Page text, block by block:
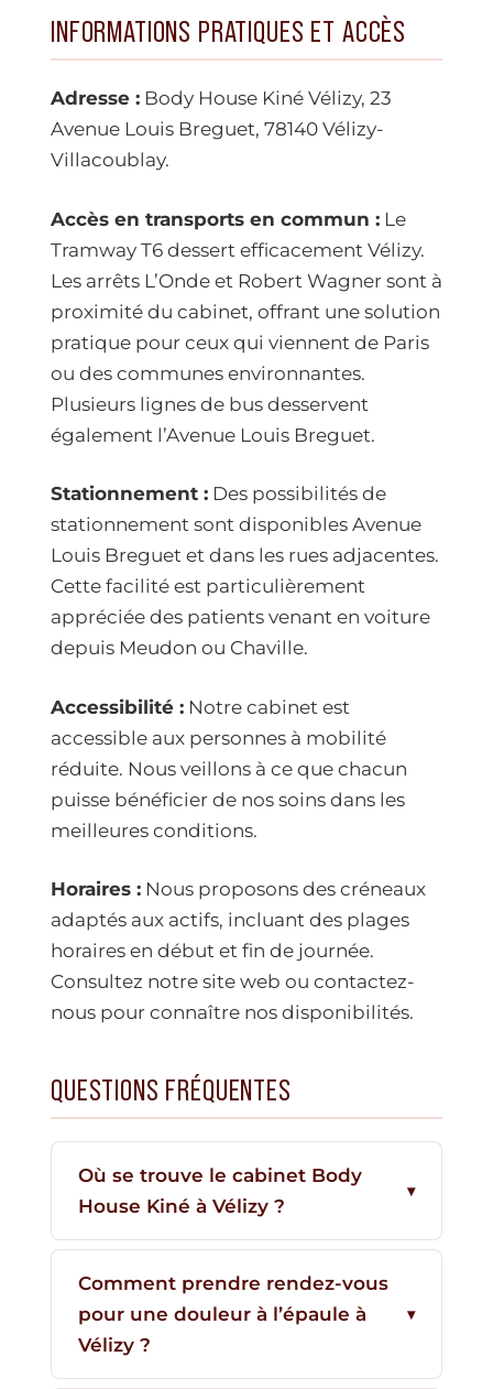
INFORMATIONS PRATIQUES ET ACCÈS
Adresse : Body House Kiné Vélizy, 23
Avenue Louis Breguet, 78140 Vélizy-
Villacoublay.
Accès en transports en commun : Le
Tramway T6 dessert efficacement Vélizy.
Les arrêts L’Onde et Robert Wagner sont à
proximité du cabinet, offrant une solution
pratique pour ceux qui viennent de Paris
ou des communes environnantes.
Plusieurs lignes de bus desservent
également l’Avenue Louis Breguet.
Stationnement : Des possibilités de
stationnement sont disponibles Avenue
Louis Breguet et dans les rues adjacentes.
Cette facilité est particulièrement
appréciée des patients venant en voiture
depuis Meudon ou Chaville.
Accessibilité : Notre cabinet est
accessible aux personnes à mobilité
réduite. Nous veillons à ce que chacun
puisse bénéficier de nos soins dans les
meilleures conditions.
Horaires : Nous proposons des créneaux
adaptés aux actifs, incluant des plages
horaires en début et fin de journée.
Consultez notre site web ou contactez-
nous pour connaître nos disponibilités.
QUESTIONS FRÉQUENTES
Où se trouve le cabinet Body
House Kiné à Vélizy ?
Comment prendre rendez-vous
pour une douleur à l’épaule à
Vélizy ?